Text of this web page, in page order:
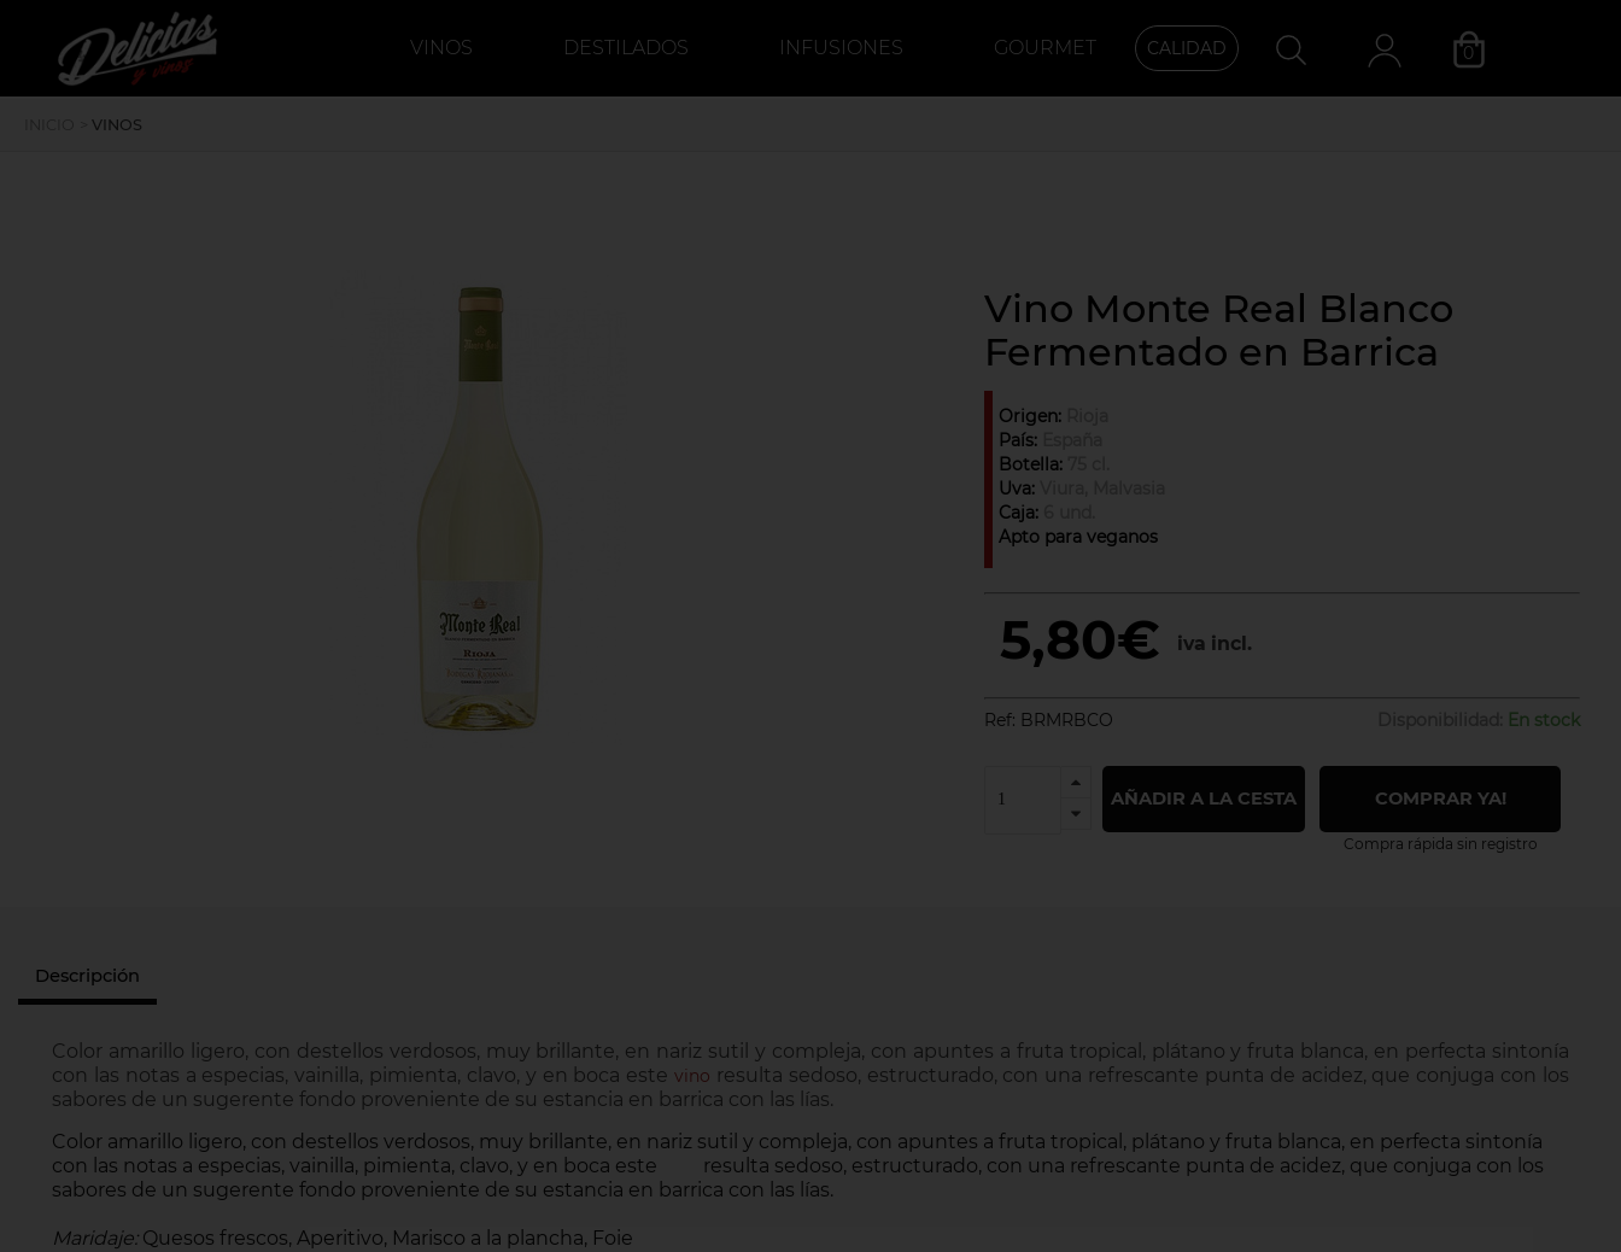
deliciasyvinos
VINOS DESTILADOS INFUSIONES
GOURMET
CALIDAD 0
VINOS
Vino Monte Real Blanco
Fermentado en Barrica
Origen:
País:
Botella:
Uva:
Caja:
Apto para veganos
5,80€ iva incl.
En stock
Ref: BRMRBCO
AÑADIR A LA CESTA COMPRAR YA!
Compra rápida sin registro
Descripción
Color amarillo ligero, con destellos verdosos, muy brillante, en nariz sutil y compleja, con apuntes a fruta tropical, plátano y fruta blanca, en perfecta sintonía
con las notas a especias, vainilla, pimienta, clavo, y en boca estevino resulta sedoso, estructurado, con una refrescante punta de acidez, que conjuga con los
sabores de un sugerente fondo proveniente de su estancia en barrica con las lías.
Color amarillo ligero, con destellos verdosos, muy brillante, en nariz sutil y compleja, con apuntes a fruta tropical, plátano y fruta blanca, en perfecta sintonía
con las notas a especias, vainilla, pimienta, clavo, y en boca este
resulta sedoso, estructurado, con una refrescante punta de acidez, que conjuga con los
sabores de un sugerente fondo proveniente de su estancia en barrica con las lías.
Maridaje:Quesos frescos, Aperitivo, Marisco a la plancha, Foie